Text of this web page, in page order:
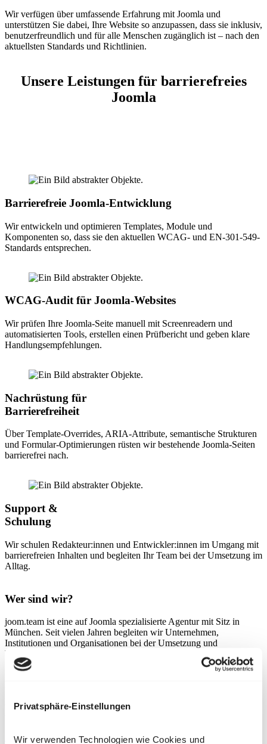
Privatsphäre-Einstellungen
Wir verwenden Technologien wie Cookies und
Wir verfügen über umfassende Erfahrung mit Joomla und
unterstützen Sie dabei, Ihre Website so anzupassen, dass sie inklusiv,
benutzerfreundlich und für alle Menschen zugänglich ist – nach den
aktuellsten Standards und Richtlinien.
Unsere Leistungen für barrierefreies
Joomla
Barrierefreie Joomla-Entwicklung
Wir entwickeln und optimieren Templates, Module und
Komponenten so, dass sie den aktuellen WCAG- und EN-301-549-
Standards entsprechen.
WCAG-Audit für Joomla-Websites
Wir prüfen Ihre Joomla-Seite manuell mit Screenreadern und
automatisierten Tools, erstellen einen Prüfbericht und geben klare
Handlungsempfehlungen.
Nachrüstung für
Barrierefreiheit
Über Template-Overrides, ARIA-Attribute, semantische Strukturen
und Formular-Optimierungen rüsten wir bestehende Joomla-Seiten
barrierefrei nach.
Support &
Schulung
Wir schulen Redakteur:innen und Entwickler:innen im Umgang mit
barrierefreien Inhalten und begleiten Ihr Team bei der Umsetzung im
Alltag.
Wer sind wir?
joom.team ist eine auf Joomla spezialisierte Agentur mit Sitz in
München. Seit vielen Jahren begleiten wir Unternehmen,
Institutionen und Organisationen bei der Umsetzung und
Weiterentwicklung ihrer Joomla-Websites.
Unser Team vereint technisches Know-how mit einem Fokus auf
wir kennen die Möglichkeiten und Grenzen von Joomla im Detail
Mehr zu unserer Agentur